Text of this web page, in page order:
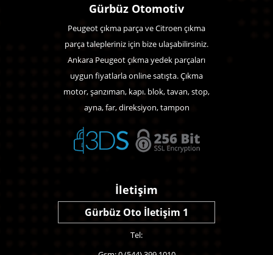
Gürbüz Otomotiv
Peugeot çıkma parça ve Citroen çıkma
parça talepleriniz için bize ulaşabilirsiniz.
Ankara Peugeot çıkma yedek parçaları
uygun fiyatlarla online satışta. Çıkma
motor, şanzıman, kapı. blok, tavan, stop,
ayna, far, direksiyon, tampon
İletişim
Gürbüz Oto İletişim 1
Tel: